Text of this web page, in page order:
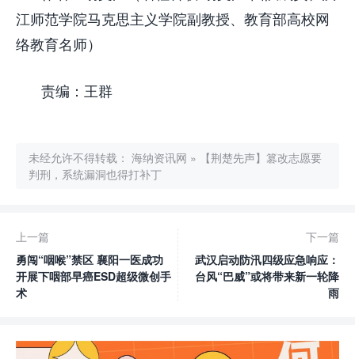
江师范学院马克思主义学院副教授、教育部高校网
络教育名师）
责编：王群
未经允许不得转载： 海纳资讯网 »
【荆楚先声】篡改志愿要
判刑，系统漏洞也得打补丁
上一篇
勇闯“咽喉”禁区 襄阳一医成功
开展下咽部早癌ESD超级微创手
术
下一篇
武汉启动防汛四级应急响应：
台风“巴威”或将带来新一轮降
雨